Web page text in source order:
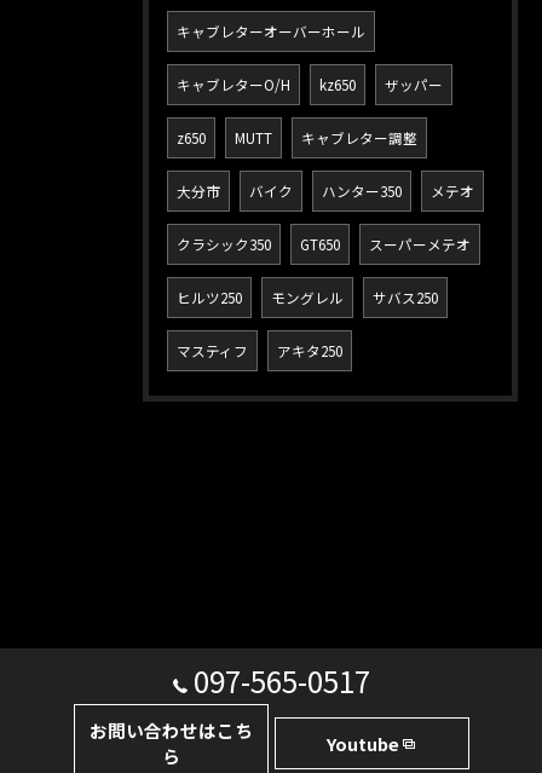
キャブレターオーバーホール
キャブレターO/H kz650 ザッパー
z650 MUTT キャブレター調整
大分市 バイク ハンター350 メテオ
クラシック350 GT650 スーパーメテオ
ヒルツ250 モングレル サバス250
マスティフ アキタ250
097-565-0517
お問い合わせはこち
ら
Youtube